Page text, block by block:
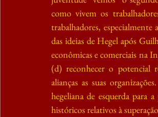
como vivem os
trabalhadores, especialmente
das ideias de Hegel após
econômicas e comerciais na
(d) reconhecer o potencial
alianças as suas
hegeliana de esquerda para
históricos relativos à